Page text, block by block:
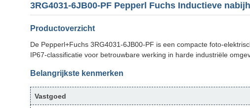
3RG4031-6JB00-PF Pepperl Fuchs Inductieve
Productoverzicht
De Pepperl+Fuchs 3RG4031-6JB00-PF is een compacte foto-
IP67-classificatie voor betrouwbare werking in harde industriële
Belangrijkste kenmerken
Vastgoed